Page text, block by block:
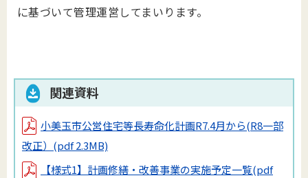
に基づいて管理運営してまいります。
関連資料
小美玉市公営住宅等長寿命化計画R7.4月から(R8一部
改正） (pdf 2.3MB)
【様式1】計画修繕・改善事業の実施予定一覧(pdf